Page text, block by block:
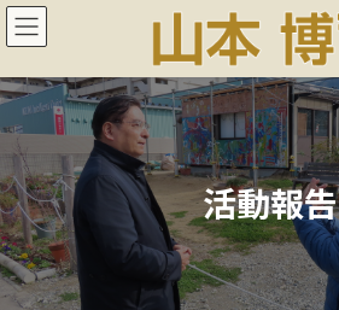
コ
ン
ン
ツ
へ
ス
キ
ッ
プ
ナ
ビ
ー
シ
ョ
ン
に
移
動
活動報告